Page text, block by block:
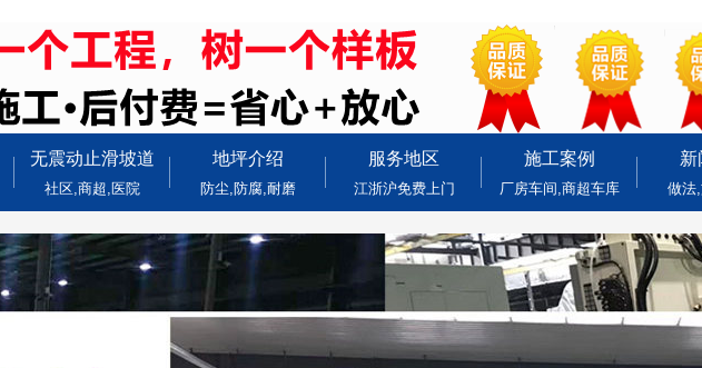
无震动止滑坡道
社区,商超,医院
地坪介绍
防尘,防腐,耐磨
服务地区
江浙沪免费上门
施工案例
厂房车间,商超车库
新
做法